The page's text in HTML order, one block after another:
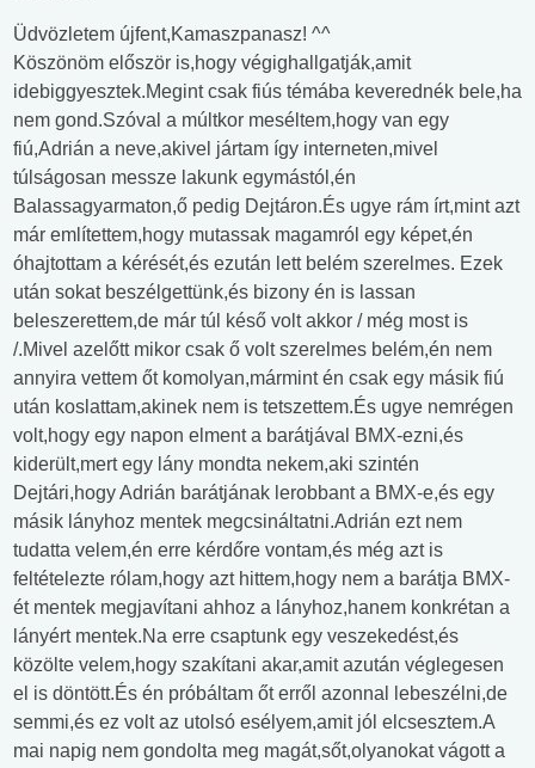
Üdvözletem újfent,Kamaszpanasz! ^^
Köszönöm először is,hogy végighallgatják,amit
idebiggyesztek.Megint csak fiús témába keverednék bele,ha
nem gond.Szóval a múltkor meséltem,hogy van egy
fiú,Adrián a neve,akivel jártam így interneten,mivel
túlságosan messze lakunk egymástól,én
Balassagyarmaton,ő pedig Dejtáron.És ugye rám írt,mint azt
már említettem,hogy mutassak magamról egy képet,én
óhajtottam a kérését,és ezután lett belém szerelmes. Ezek
után sokat beszélgettünk,és bizony én is lassan
beleszerettem,de már túl késő volt akkor / még most is
/.Mivel azelőtt mikor csak ő volt szerelmes belém,én nem
annyira vettem őt komolyan,mármint én csak egy másik fiú
után koslattam,akinek nem is tetszettem.És ugye nemrégen
volt,hogy egy napon elment a barátjával BMX-ezni,és
kiderült,mert egy lány mondta nekem,aki szintén
Dejtári,hogy Adrián barátjának lerobbant a BMX-e,és egy
másik lányhoz mentek megcsináltatni.Adrián ezt nem
tudatta velem,én erre kérdőre vontam,és még azt is
feltételezte rólam,hogy azt hittem,hogy nem a barátja BMX-
ét mentek megjavítani ahhoz a lányhoz,hanem konkrétan a
lányért mentek.Na erre csaptunk egy veszekedést,és
közölte velem,hogy szakítani akar,amit azután véglegesen
el is döntött.És én próbáltam őt erről azonnal lebeszélni,de
semmi,és ez volt az utolsó esélyem,amit jól elcsesztem.A
mai napig nem gondolta meg magát,sőt,olyanokat vágott a